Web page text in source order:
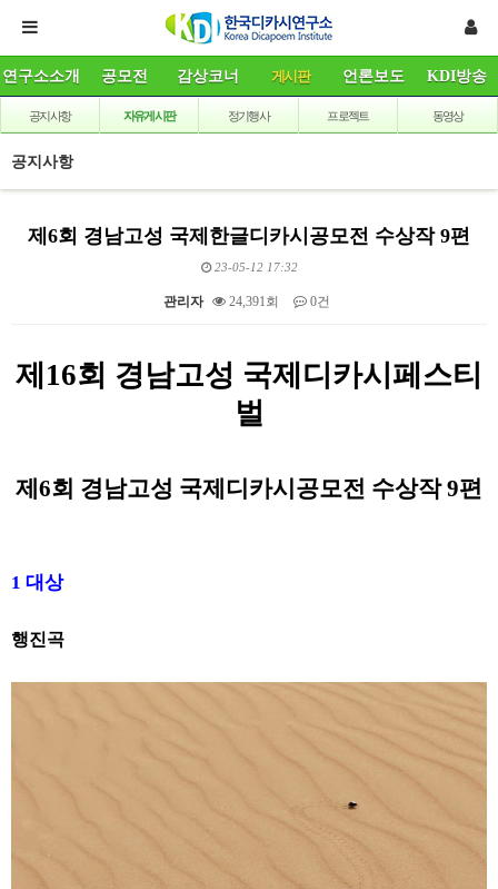
연구소소개 공모전 감상코너 게시판 언론보도 KDI방송
공지사항 자유게시판 정기행사 프로젝트 동영상
공지사항
제6회 경남고성 국제한글디카시공모전 수상작 9편
23-05-12 17:32
관리자 24,391회 0건
제 16회 경남고성 국제디카시페스티
벌
제 6회 경남고성 국제디카시공모전 수상작9편
1 대상
행진곡